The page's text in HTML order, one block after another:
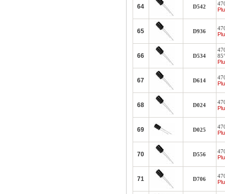
64 D542
65 D936
66 D534
85°
67 D614
68 D024
69 D025
70 D556
71 D706